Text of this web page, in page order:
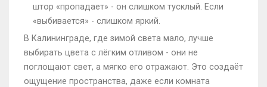
штор «пропадает» - он слишком тусклый. Если
«выбивается» - слишком яркий.
В Калининграде, где зимой света мало, лучше
выбирать цвета с лёгким отливом - они не
поглощают свет, а мягко его отражают. Это создаёт
ощущение пространства, даже если комната